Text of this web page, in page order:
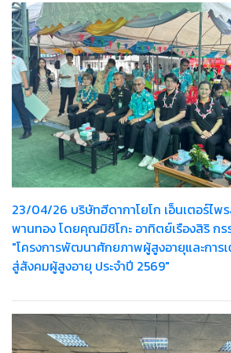
23/04/26 บริษัทฮีดากาโยโก เอ็นเตอร์ไพ
พานทอง โดยคุณมิชิโกะ อาทิตย์เรืองสิริ กร
"โครงการพัฒนาศักยภาพผู้สูงอายุและการ
สู่สังคมผู้สูงอายุ ประจำปี 2569"